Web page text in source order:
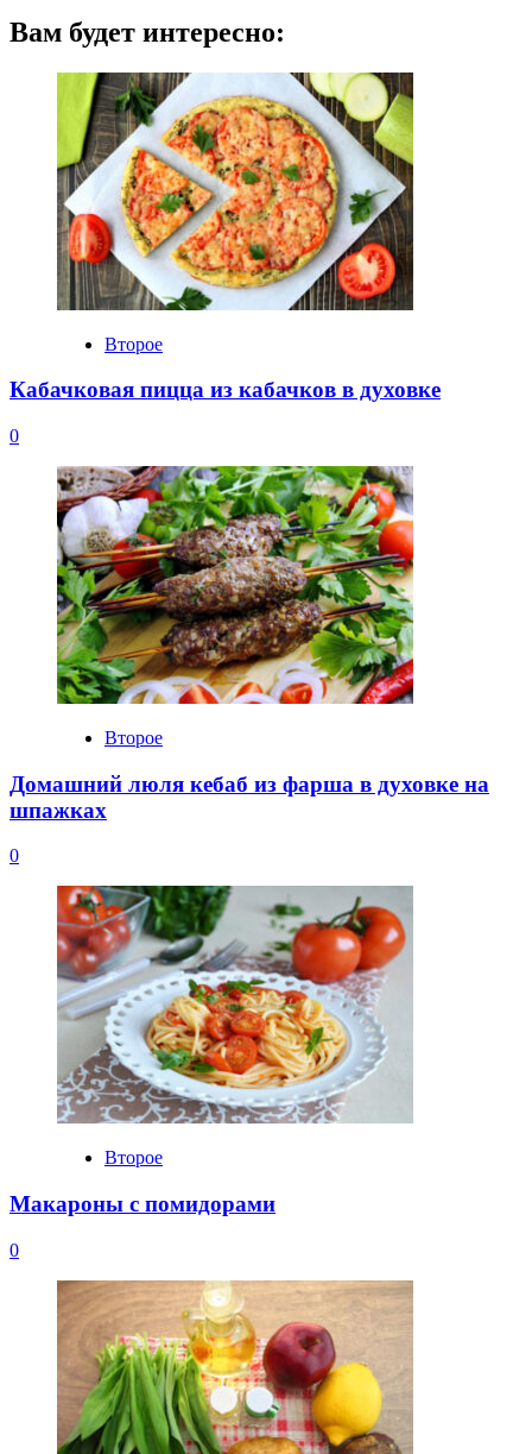
Вам будет интересно:
Второе
Кабачковая пицца из кабачков в духовке
0
Второе
Домашний люля кебаб из фарша в духовке на
шпажках
0
Второе
Макароны с помидорами
0